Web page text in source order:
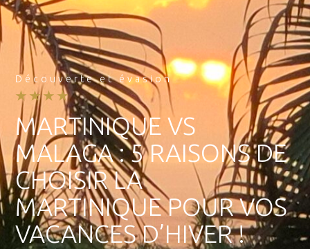
Découverte et évasion
★★★★
MARTINIQUE VS
MALAGA : 5 RAISONS DE
CHOISIR LA
MARTINIQUE POUR VOS
VACANCES D’HIVER !